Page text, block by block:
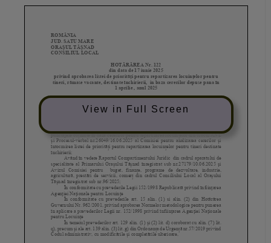
View in Full Screen